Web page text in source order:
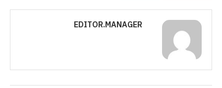
EDITOR.MANAGER